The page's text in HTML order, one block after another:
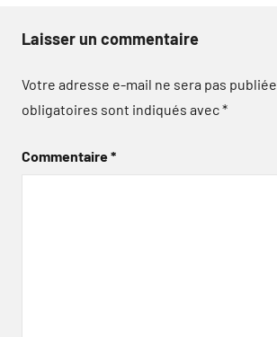
Laisser un commentaire
Votre adresse e-mail ne sera pas publiée.
obligatoires sont indiqués avec*
Commentaire*